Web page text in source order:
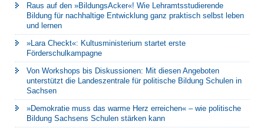
Raus auf den »BildungsAcker«! Wie Lehramtsstudierende
Bildung für nachhaltige Entwicklung ganz praktisch selbst leben
und lernen
»Lara Checkt«: Kultusministerium startet erste
Förderschulkampagne
Von Workshops bis Diskussionen: Mit diesen Angeboten
unterstützt die Landeszentrale für politische Bildung Schulen in
Sachsen
»Demokratie muss das warme Herz erreichen« – wie politische
Bildung Sachsens Schulen stärken kann